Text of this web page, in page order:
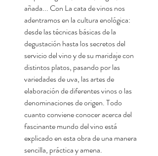
añada... Con La cata de vinos nos
adentramos en la cultura enológica:
desde las técnicas básicas de la
degustación hasta los secretos del
servicio del vino y de su maridaje con
distintos platos, pasando por las
variedades de uva, las artes de
elaboración de diferentes vinos o las
denominaciones de origen. Todo
cuanto conviene conocer acerca del
fascinante mundo del vino está
explicado en esta obra de una manera
sencilla, práctica y amena.